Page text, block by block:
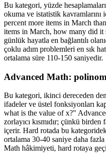
Bu kategori, yüzde
okuma ve istatistik
percent more items in March
items in March, how many did
günlük hayatla en bağlantılı
çoklu adım problemleri en sık
ortalama süre 110-150 saniyedir.
Advanced Math:
Bu kategori, ikinci dereceden
ifadeler ve üstel fonksiyonları
what is the value of x?"
zorlayıcı kısmıdır; çünkü
içerir. Hard rotada bu
ortalama 30-40 saniye daha
Math hâkimiyeti, hard rotaya